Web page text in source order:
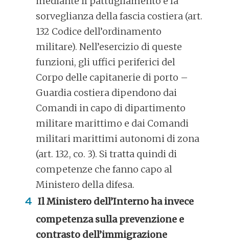
sorveglianza della fascia costiera (art.
132 Codice dell’ordinamento
militare). Nell’esercizio di queste
funzioni, gli uffici periferici del
Corpo delle capitanerie di porto –
Guardia costiera dipendono dai
Comandi in capo di dipartimento
militare marittimo e dai Comandi
militari marittimi autonomi di zona
(art. 132, co. 3). Si tratta quindi di
competenze che fanno capo al
Ministero della difesa.
Il Ministero dell’Interno ha invece
competenza sulla prevenzione e
contrasto dell’immigrazione